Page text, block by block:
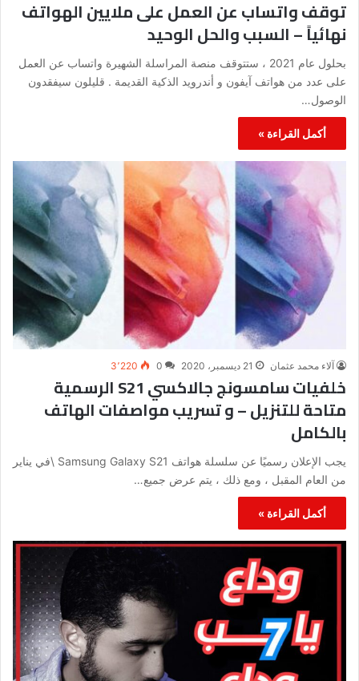
توقف واتساب عن العمل على ملايين الهواتف
نهائياً – السبب والحل الوحيد
بحلول عام 2021 ، ستتوقف منصة المراسلة الشهيرة واتساب عن العمل
على عدد من هواتف آيفون و أندرويد الذكية القديمة . قليلون سيفقدون
الوصول…
أكمل القراءة »
آلاء محمد عثمان 21 ديسمبر، 2020 0 3٬220
خلفيات سامسونج جالاكسي S21 الرسمية
متاحة للتنزيل – و تسريب مواصفات الهاتف
بالكامل
يجب الإعلان رسميًا عن سلسلة هواتف Samsung Galaxy S21 \في يناير
من العام المقبل ، ومع ذلك ، يتم عرض جميع…
أكمل القراءة »